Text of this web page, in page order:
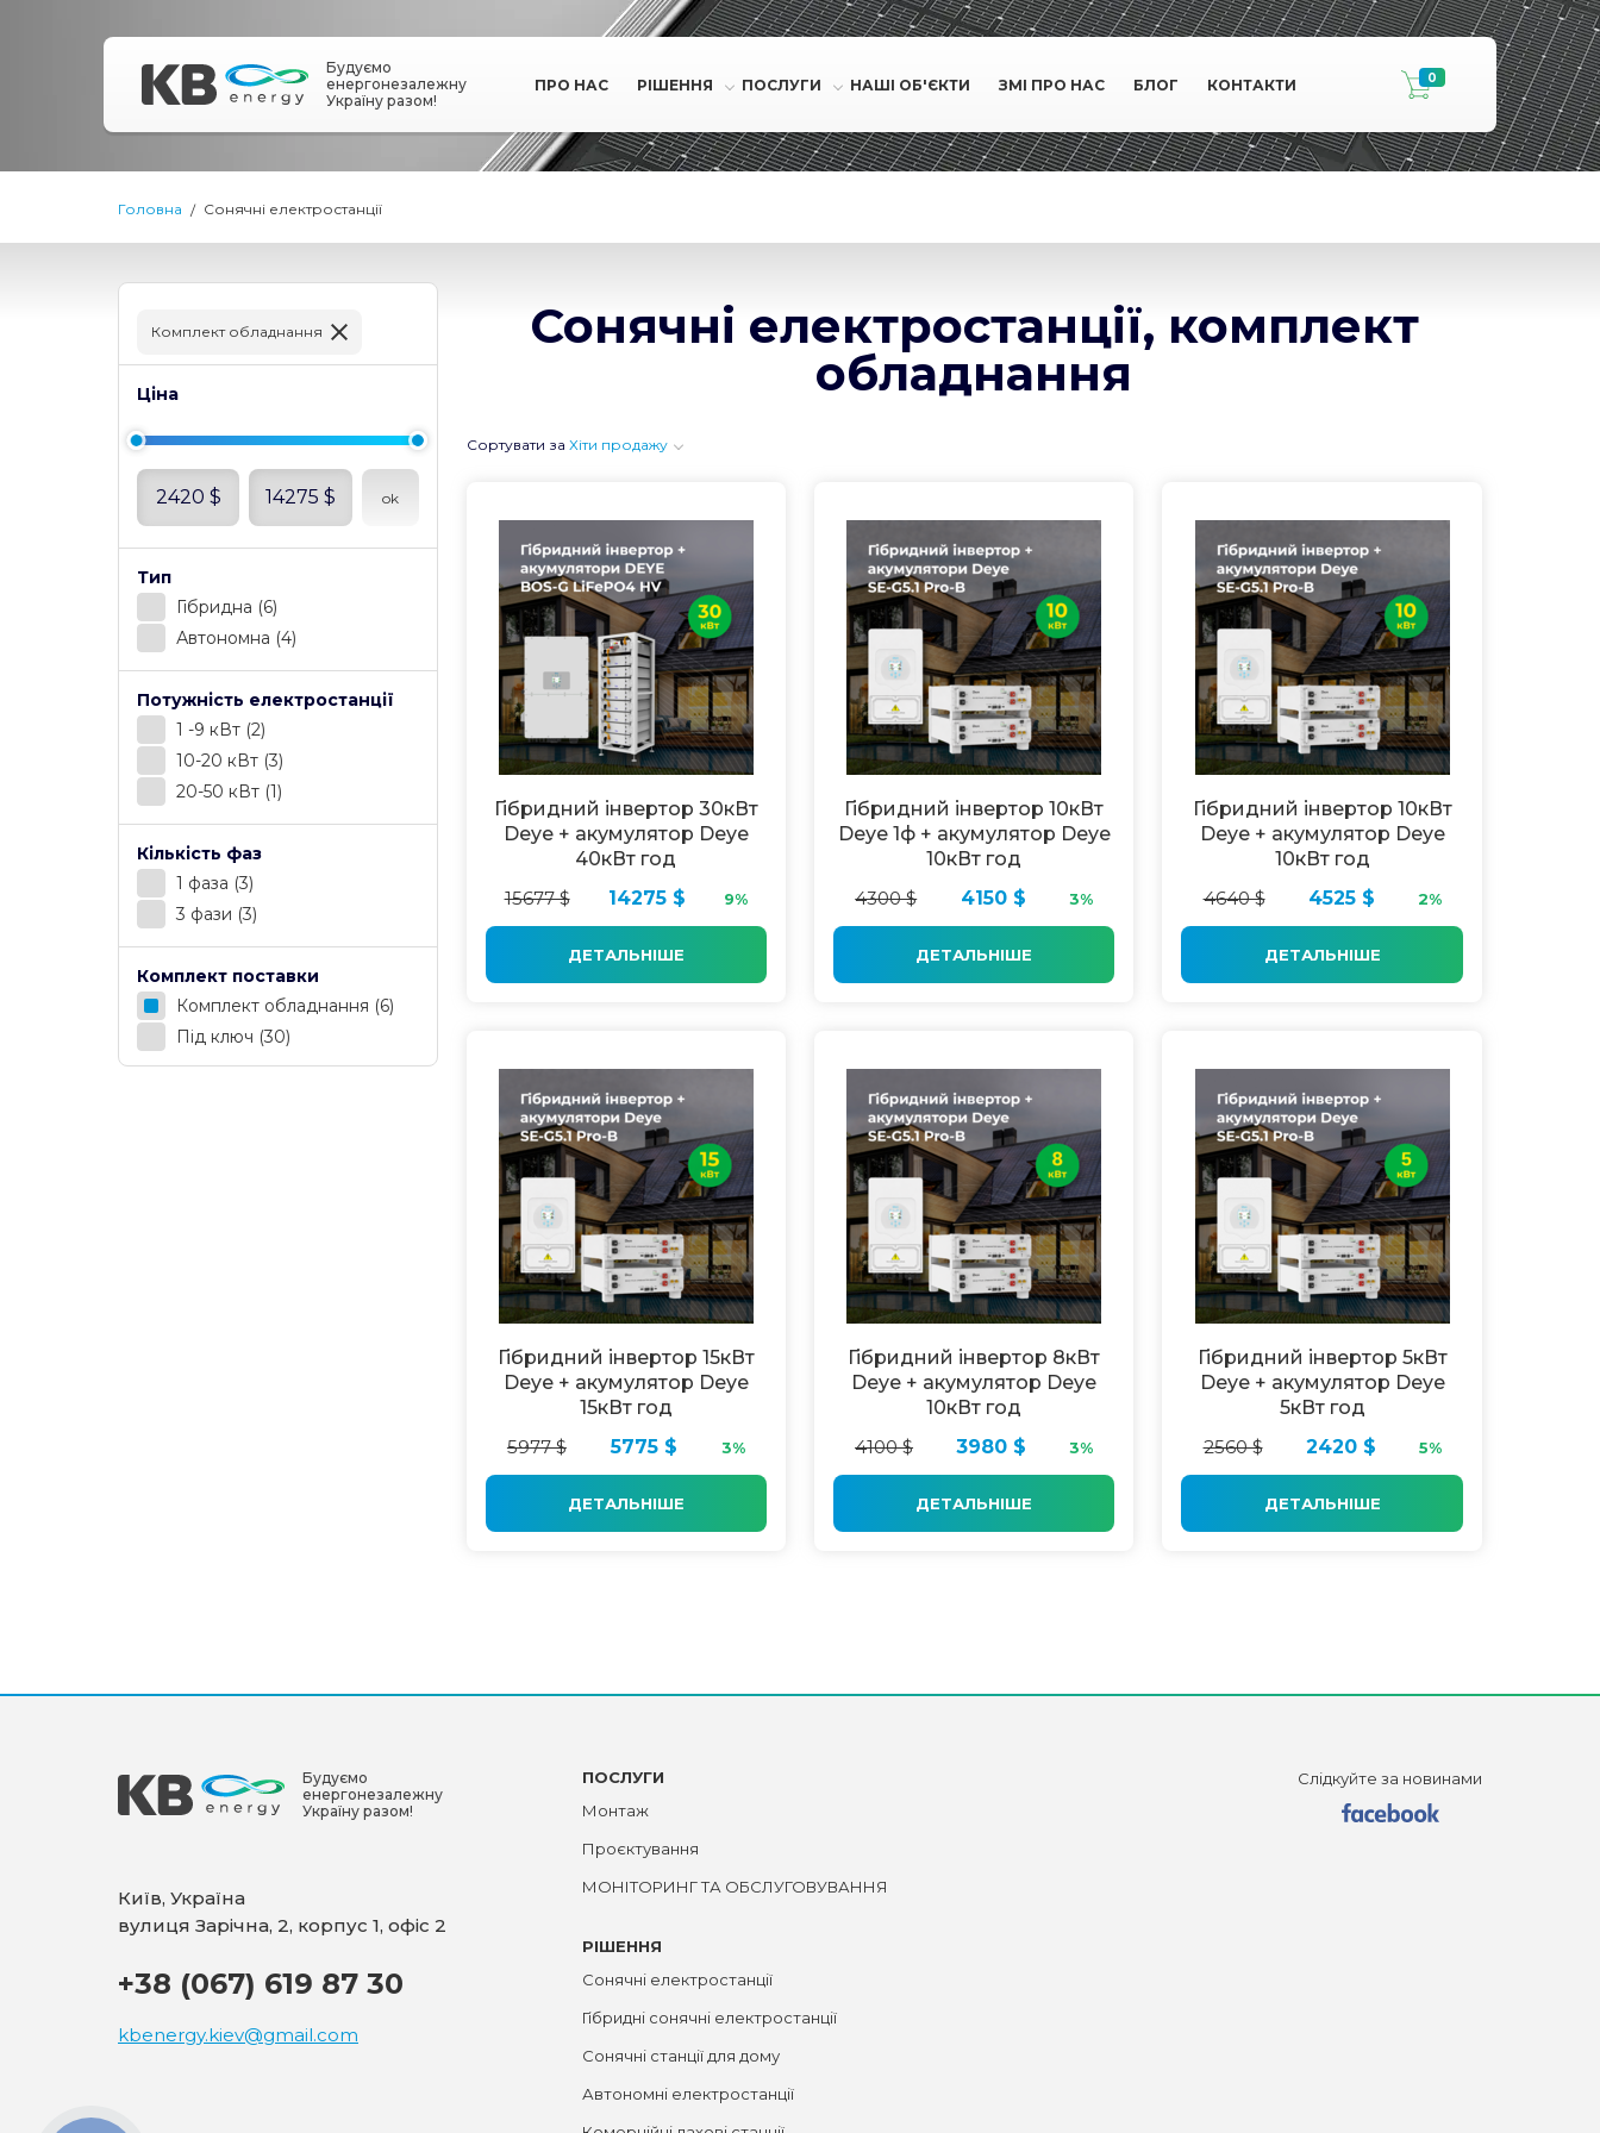
Будуємо
енергонезалежну
Україну разом!
ПРО НАС РІШЕННЯ ПОСЛУГИ НАШІ ОБ'ЄКТИ ЗМІ ПРО НАС БЛОГ КОНТАКТИ 0
Головна Сонячні електростанції
Комплект обладнання
Ціна
2420 $ 14275 $ ok
Тип
Гібридна (6)
Автономна (4)
Потужність електростанції
1 -9 кВт (2)
10-20 кВт (3)
20-50 кВт (1)
Кількість фаз
1 фаза (3)
3 фази (3)
Комплект поставки
Комплект обладнання (6)
Під ключ (30)
Сонячні електростанції, комплект
обладнання
Сортувати за Хіти продажу
Гібридний інвертор 30кВт
Deye + акумулятор Deye
40кВт год
15677 $
14275 $ 9%
ДЕТАЛЬНІШЕ
Гібридний інвертор 10кВт
Deye 1ф + акумулятор Deye
10кВт год
4300 $
4150 $ 3%
ДЕТАЛЬНІШЕ
Гібридний інвертор 10кВт
Deye + акумулятор Deye
10кВт год
4640 $
4525 $ 2%
ДЕТАЛЬНІШЕ
Гібридний інвертор 15кВт
Deye + акумулятор Deye
15кВт год
5977 $
5775 $ 3%
ДЕТАЛЬНІШЕ
Гібридний інвертор 8кВт
Deye + акумулятор Deye
10кВт год
4100 $
3980 $ 3%
ДЕТАЛЬНІШЕ
Гібридний інвертор 5кВт
Deye + акумулятор Deye
5кВт год
2560 $
2420 $ 5%
ДЕТАЛЬНІШЕ
Будуємо
енергонезалежну
Україну разом!
Київ, Україна
вулиця Зарічна, 2, корпус 1, офіс 2
+38 (067) 619 87 30
kbenergy.kiev@gmail.com
ПОСЛУГИ
Монтаж
Проєктування
МОНІТОРИНГ ТА ОБСЛУГОВУВАННЯ
РІШЕННЯ
Сонячні електростанції
Гібридні сонячні електростанції
Сонячні станції для дому
Автономні електростанції
Слідкуйте за новинами